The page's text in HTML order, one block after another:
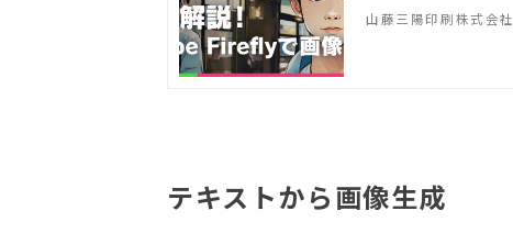
山藤三陽印刷株式会社
テキストから画像生成